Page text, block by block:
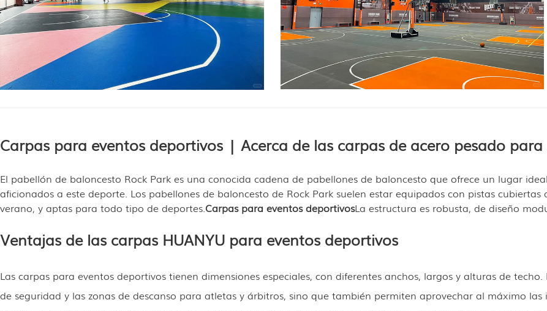
Carpas para eventos deportivos | Acerca de las carpas de acero pesado
El pabellón de baloncesto Rock Park es una conocida cadena de pabellones de baloncesto que ofrece un lugar
aficionados a este deporte. Los pabellones de baloncesto de Rock Park suelen estar equipados con pistas
verano, y aptas para todo tipo de deportes.Carpas para eventos deportivosLa estructura es robusta, de diseño
Ventajas de las carpas HUANYU para eventos deportivos
Las carpas para eventos deportivos tienen dimensiones especiales, con diferentes anchos, largos y alturas de
de seguridad y las zonas de descanso para atletas y árbitros, sino que también permiten aprovechar al máximo